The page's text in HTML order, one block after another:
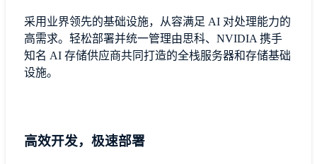
采用业界领先的基础设施，从容满足 AI 对处理能力的
高需求。轻松部署并统一管理由思科、NVIDIA 携手
知名 AI 存储供应商共同打造的全栈服务器和存储基础
设施。
高效开发，极速部署